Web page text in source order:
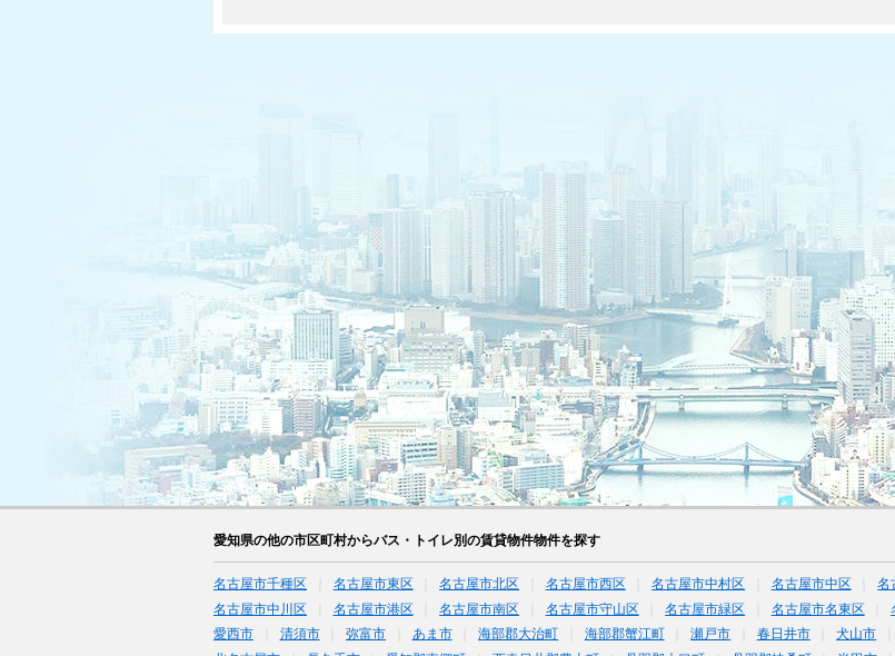
愛知県の他の市区町村からバス・トイレ別の賃貸物件物件を探す
名古屋市千種区 名古屋市東区 名古屋市北区 名古屋市西区 名古屋市中村区 名古屋市中区 名
名古屋市中川区
名古屋市港区 名古屋市南区 名古屋市守山区 名古屋市緑区 名古屋市名東区
愛西市
清須市 弥富市 あま市 海部郡大治町 海部郡蟹江町 瀬戸市 春日井市 犬山市